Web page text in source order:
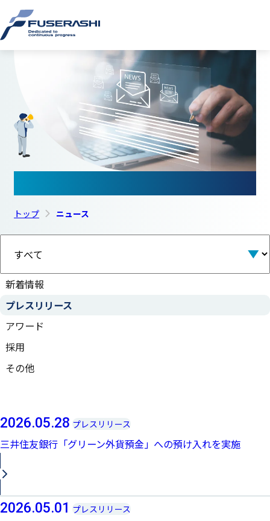
トップ ニュース
新着情報
プレスリリース
アワード
採用
その他
2026.05.28 プレスリリース
三井住友銀行「グリーン外貨預金」への預け入れを実施
2026.05.01 プレスリリース